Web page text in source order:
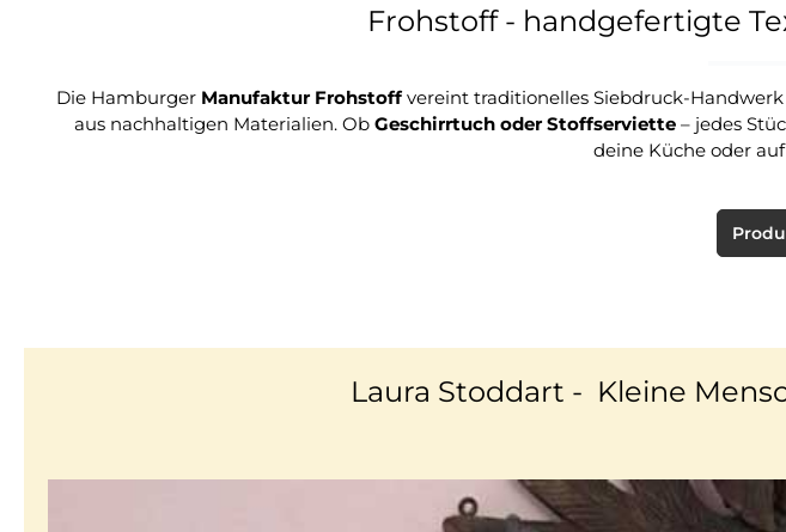
Frohstoff - handgefertigte
Die Hamburger Manufaktur Frohstoffvereint traditionelles Siebdruck-
aus nachhaltigen Materialien. Ob Geschirrtuch oder Stoffserviette– jedes
deine Küche oder
Laura Stoddart - Kleine